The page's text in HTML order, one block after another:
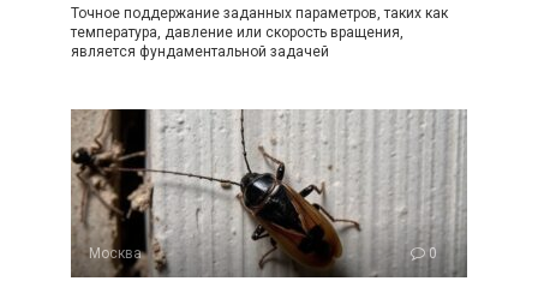
Точное поддержание заданных параметров, таких как
температура, давление или скорость вращения,
является фундаментальной задачей
Москва 0